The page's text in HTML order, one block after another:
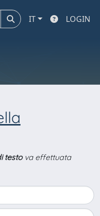
IT LOGIN
testova effettuata